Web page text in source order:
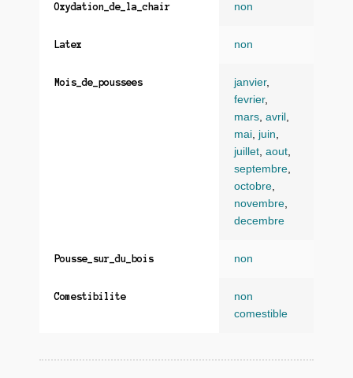
Oxydation_de_la_chair non
Latex non
Mois_de_poussees janvier,
fevrier,
mars, avril ,
mai, juin,
juillet, aout,
septembre,
octobre,
novembre,
decembre
Pousse_sur_du_bois non
Comestibilite
non
comestible